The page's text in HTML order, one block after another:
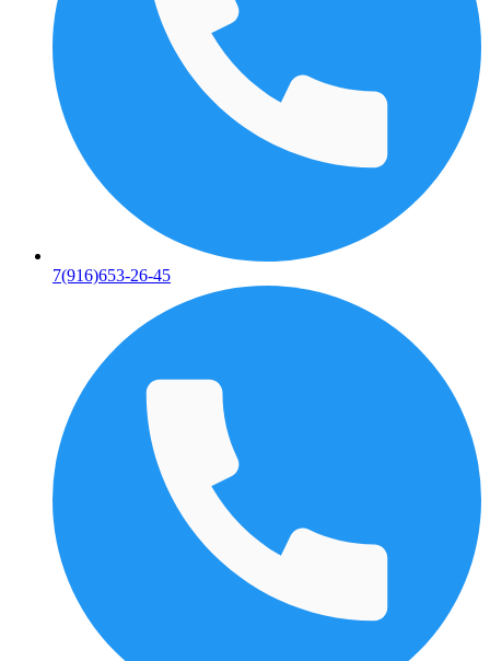
7(916)653-26-45